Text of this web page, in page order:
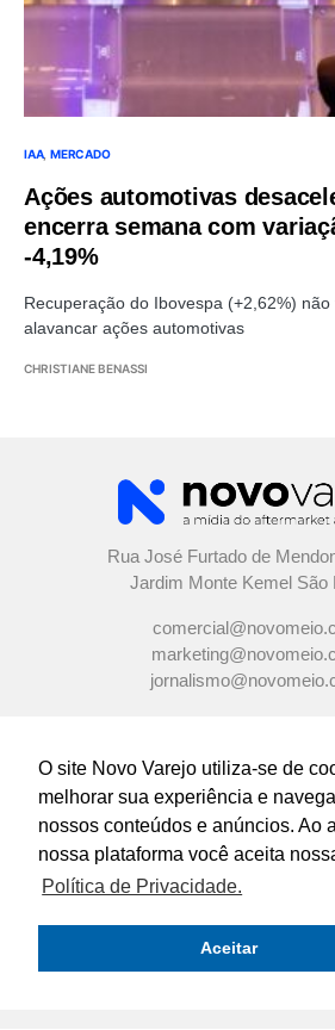
O site Novo Varejo utiliza-se de
melhorar sua experiência e
nossos conteúdos e anúncios. Ao
nossa plataforma você aceita
Política de Privacidade.
Aceitar
IAA MERCADO
Ações automotivas
encerra semana com
-4,19%
Recuperação do Ibovespa (+2,62%)
alavancar ações automotivas
CHRISTIANE BENASSI
Rua José Furtado de
Jardim Monte Kemel São
CONFIRA AS
SOCIAIS
O principal canal de
indústrias e
empresários e profissionais
componentes automotivos em